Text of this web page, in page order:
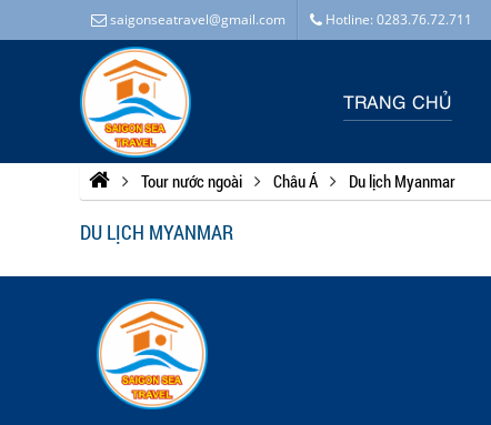
saigonseatravel@gmail.com Hotline: 0283.76.72.711
TRANG CHỦ
Tour nước ngoài Châu Á Du lịch Myanmar
DU LỊCH MYANMAR